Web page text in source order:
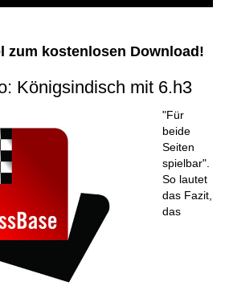
zum kostenlosen Download!
Königsindisch mit 6.h3
"Für
beide
Seiten
spielbar".
So lautet
das Fazit,
das